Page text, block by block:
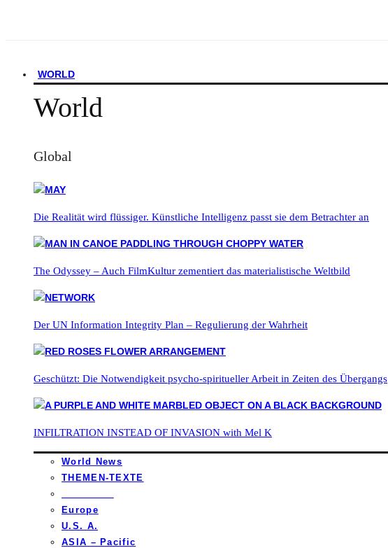
WORLD
World
Global
Die Realität wird flüssiger. Künstliche Intelligenz passt sie dem Betrachter an
The Odyssey – Auch FilmKultur zementiert das materialistische Weltbild
Der UN Information Integrity Plan – Regulierung der Wahrheit
Geschützt: Die Notwendigkeit psycho-spiritueller Arbeit in Zeiten des Übergangs
INFILTRATION INSTEAD OF INVASION with Mel K
World News
THEMEN-TEXTE
Europe
U.S. A.
ASIA – Pacific